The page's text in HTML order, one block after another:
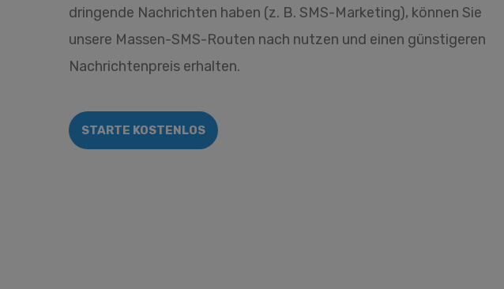
dringende Nachrichten haben (z. B. SMS-Marketing), können Sie
unsere Massen-SMS-Routen nach nutzen und einen günstigeren
Nachrichtenpreis erhalten.
STARTE KOSTENLOS